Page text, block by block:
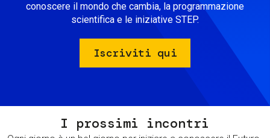
conoscere il mondo che cambia, la programmazione
scientifica e le iniziative STEP.
Iscriviti qui
I prossimi incontri